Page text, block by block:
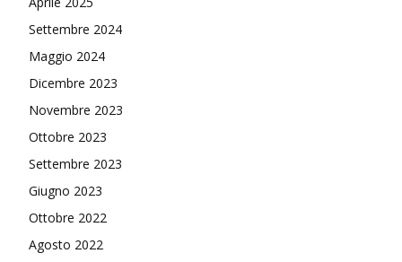
Settembre 2024
Maggio 2024
Dicembre 2023
Novembre 2023
Ottobre 2023
Settembre 2023
Giugno 2023
Ottobre 2022
Agosto 2022